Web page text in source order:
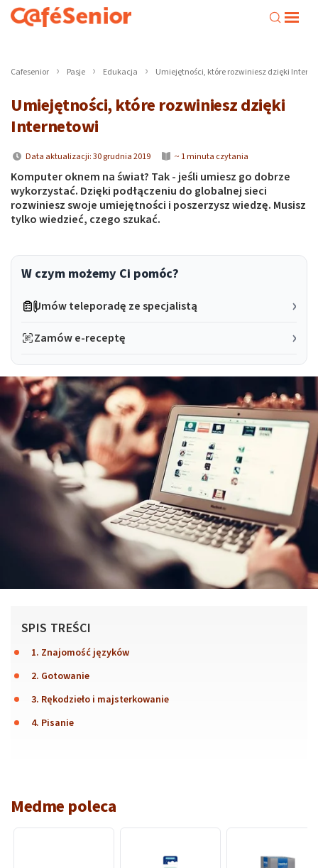
Cafesenior Pasje Edukacja Umiejętności, które rozwiniesz dzięki
Umiejętności, które rozwiniesz dzięki
Internetowi
Data aktualizacji: 30 grudnia 2019 ~ 1 minuta czytania
Komputer oknem na świat? Tak - jeśli umiesz go dobrze
wykorzystać. Dzięki podłączeniu do globalnej sieci
rozwiniesz swoje umiejętności i poszerzysz wiedzę. Musisz
tylko wiedzieć, czego szukać.
W czym możemy Ci pomóc?
Umów teleporadę ze specjalistą
Zamów e-receptę
SPIS TREŚCI
1. Znajomość języków
2. Gotowanie
3. Rękodzieło i majsterkowanie
4. Pisanie
Medme poleca